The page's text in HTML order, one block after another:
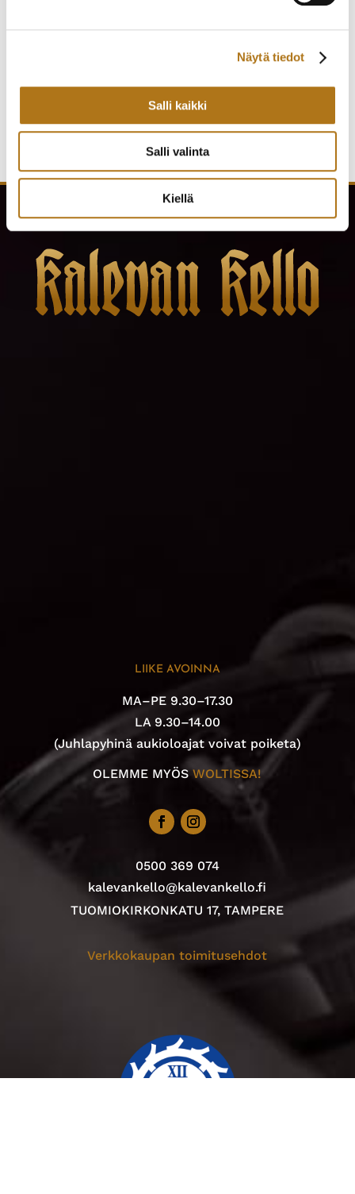
Näytä tiedot
Salli kaikki
Salli valinta
Kiellä
125,00€
LIIKE AVOINNA
MA–PE 9.30–17.30
LA 9.30–14.00
(Juhlapyhinä aukioloajat voivat poiketa)
OLEMME MYÖSWOLTISSA!
0500 369 074
kalevankello@kalevankello.fi
TUOMIOKIRKONKATU 17, TAMPERE
Verkkokaupan toimitusehdot